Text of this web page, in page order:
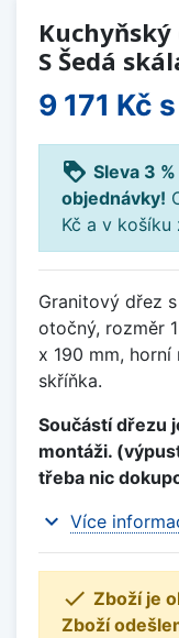
Kuchyňský
S Šedá
9 171 Kč
loyalty Sleva 3
objednávky!
Kč a v
Granitový dřez
otočný, rozměr
x 190 mm,
skříňka.
Součástí dřezu
montáži.
třeba nic
expand_more Více
 Zboží je
Zboží